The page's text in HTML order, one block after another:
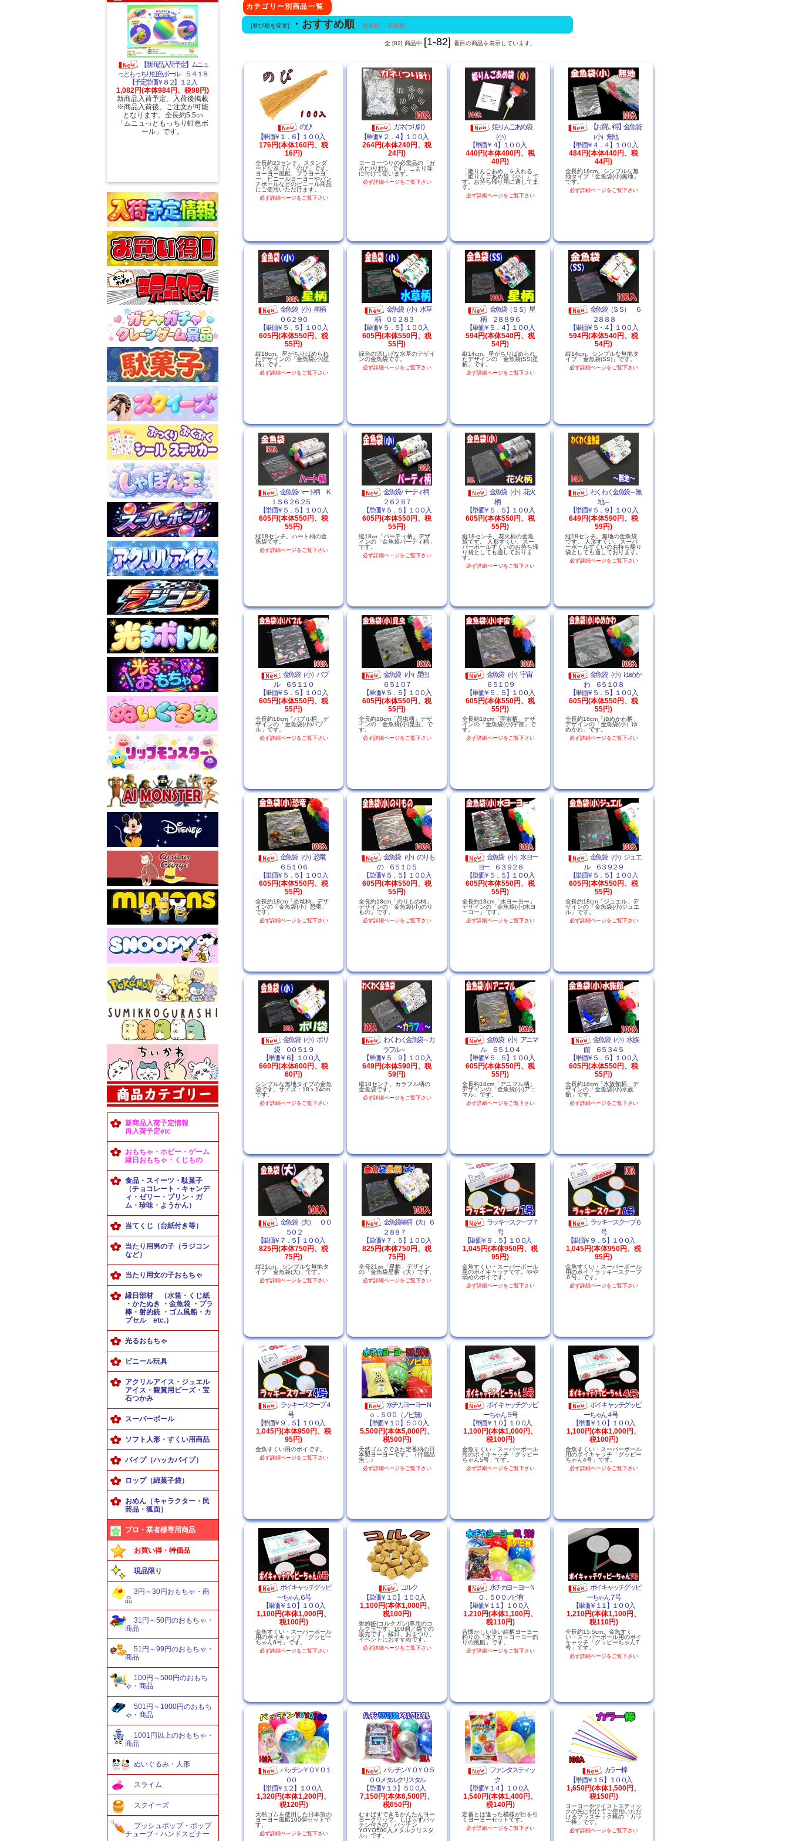
【新商品入荷予定】ムニュ
っともっちり虹色ボール ５４１８
【予定単価￥８２】１２入
1,082円(本体984円、税98円)
新商品入荷予定、入荷後掲載
※商品入荷後、ご注文が可能
となります。全長約5.5㎝
「ムニュっともっちり虹色ボ
ール」です。
新商品入荷予定情報
再入荷予定etc
おもちゃ・ホビー・ゲーム
縁日おもちゃ・くじもの
食品・スイーツ・駄菓子
（チョコレート・キャンデ
ィ・ゼリー・プリン・ガ
ム・珍味・ようかん）
当てくじ（台紙付き等）
当たり用男の子（ラジコン
など）
当たり用女の子おもちゃ
縁日部材 （水笛・くじ紙
・かたぬき ・金魚袋 ・プラ
棒・射的銃 ・ゴム風船・カ
プセル etc.）
光るおもちゃ
ビニール玩具
アクリルアイス・ジュエル
アイス・観賞用ビーズ・宝
石つかみ
スーパーボール
ソフト人形・すくい用商品
パイプ（ハッカパイプ）
ロップ（綿菓子袋）
おめん（キャラクター・民
芸品・狐面）
プロ・業者様専用商品
お買い得・特価品
現品限り
3円～30円おもちゃ・商
品
31円～50円のおもちゃ・
商品
51円～99円のおもちゃ・
商品
100円～500円のおもち
ゃ・商品
501円～1000円のおもち
ゃ・商品
1001円以上のおもちゃ・
商品
ぬいぐるみ・人形
スライム
スクイーズ
プッシュポップ・ポップ
チューブ・ハンドスピナー
カテゴリー別商品一覧
[並び順を変更] ・おすすめ順 ・価格順 ・新着順
全 [82] 商品中 [1-82] 番目の商品を表示しています。
のび
【単価￥１．６】１００入
176円(本体160円、税
16円)
全長約23センチ。スタンダ
ードな糸ゴム「のび」です。
ヨーヨー風船、プラヨーヨ
ー、ビニールヨーヨーやパン
チボールなどのビニール商品
にご使用いただけます。
必ず詳細ページをご覧下さい
ガネ(つり針)
【単価￥２．４】１００入
264円(本体240円、税
24円)
ヨーヨーつりの必需品の「ガ
ネ(つり針)」です。こより等
に付けて使います。
必ず詳細ページをご覧下さい
姫りんごあめ袋
（小）
【単価￥４】１００入
440円(本体400円、税
40円)
「姫りんごあめ」を入れる
「姫りんごあめ袋（小）」で
す。お持ち帰り用に適してま
す。
必ず詳細ページをご覧下さい
【お買い得】金魚袋
（小）無地
【単価￥４．４】１００入
484円(本体440円、税
44円)
全長約18cm。シンプルな無
地タイプ「金魚袋(小)無地」
です。
必ず詳細ページをご覧下さい
金魚袋（小）星柄
０６２９０
【単価￥５．５】１００入
605円(本体550円、税
55円)
縦18cm。星がちりばめられ
たデザインの「金魚袋(小)星
柄」です。
必ず詳細ページをご覧下さい
金魚袋（小）水草
柄 ０６２８３
【単価￥５．５】１００入
605円(本体550円、税
55円)
緑色の涼しげな水草のデザイ
ンの金魚袋です。
必ず詳細ページをご覧下さい
金魚袋（ＳＳ）星
柄 ２８８９６
【単価￥５．４】１００入
594円(本体540円、税
54円)
縦14cm。星がちりばめられ
たデザインの「金魚袋(SS)星
柄」です。
必ず詳細ページをご覧下さい
金魚袋（ＳＳ） ６
２８８８
【単価￥５・４】１００入
594円(本体540円、税
54円)
縦14cm。シンプルな無地タ
イプ「金魚袋(SS)」です。
必ず詳細ページをご覧下さい
金魚袋ハート柄 Ｋ
ＩＳ ６２６２５
【単価￥５．５】１００入
605円(本体550円、税
55円)
縦18センチ。ハート柄の金
魚袋です。
必ず詳細ページをご覧下さい
金魚袋パーティ柄
２６２６７
【単価￥５．５】１００入
605円(本体550円、税
55円)
縦18㎝「パーティ柄」デザ
インの「金魚袋パーティ柄」
です。
必ず詳細ページをご覧下さい
金魚袋（小）花火
柄
【単価￥５．５】１００入
605円(本体550円、税
55円)
縦18センチ。花火柄の金魚
袋です。 人形すくい、スー
パーボールすくいのお持ち帰
り袋としても適しておりま
す。
必ず詳細ページをご覧下さい
わくわく金魚袋～無
地～
【単価￥５．９】１００入
649円(本体590円、税
59円)
縦18センチ。無地の金魚袋
です。 人形すくい、スーパ
ーボールすくいのお持ち帰り
袋としても適しております。
必ず詳細ページをご覧下さい
金魚袋（小）バブ
ル ６５１１０
【単価￥５．５】１００入
605円(本体550円、税
55円)
全長約18cm「バブル柄」デ
ザインの「金魚袋(小)バブ
ル」です。
必ず詳細ページをご覧下さい
金魚袋（小）昆虫
６５１０７
【単価￥５．５】１００入
605円(本体550円、税
55円)
全長約18cm「昆虫柄」デザ
インの「金魚袋(小)昆虫」で
す。
必ず詳細ページをご覧下さい
金魚袋（小）宇宙
６５１０９
【単価￥５．５】１００入
605円(本体550円、税
55円)
全長約18cm「宇宙柄」デザ
インの「金魚袋(小)宇宙」で
す。
必ず詳細ページをご覧下さい
金魚袋（小）ゆめか
わ ６５１０８
【単価￥５．５】１００入
605円(本体550円、税
55円)
全長約18cm「ゆめかわ柄」
デザインの「金魚袋(小）ゆ
めかわ」です。
必ず詳細ページをご覧下さい
金魚袋（小）恐竜
６５１０６
【単価￥５．５】１００入
605円(本体550円、税
55円)
全長約18cm「恐竜柄」デザ
インの「金魚袋(小）恐竜」
です。
必ず詳細ページをご覧下さい
金魚袋（小）のりも
の ６５１０５
【単価￥５．５】１００入
605円(本体550円、税
55円)
全長約18cm「のりもの柄」
デザインの「金魚袋(小)のり
もの」です。
必ず詳細ページをご覧下さい
金魚袋（小）水ヨー
ヨー ６３９２８
【単価￥５．５】１００入
605円(本体550円、税
55円)
全長約18cm「水ヨーヨー」
デザインの「金魚袋(小)水ヨ
ーヨー」です。
必ず詳細ページをご覧下さい
金魚袋（小）ジュエ
ル ６３９２９
【単価￥５．５】１００入
605円(本体550円、税
55円)
全長約18cm「ジュエル」デ
ザインの「金魚袋(小)ジュエ
ル」です。
必ず詳細ページをご覧下さい
金魚袋（小）ポリ
袋 ００５１９
【単価￥６】１００入
660円(本体600円、税
60円)
シンプルな無地タイプの金魚
袋です。サイズ：18ｘ14cm
です。
必ず詳細ページをご覧下さい
わくわく金魚袋～カ
ラフル～
【単価￥５．９】１００入
649円(本体590円、税
59円)
縦18センチ。カラフル柄の
金魚袋です。
必ず詳細ページをご覧下さい
金魚袋（小）アニマ
ル ６５１０４
【単価￥５．５】１００入
605円(本体550円、税
55円)
全長約18cm「アニマル柄」
デザインの「金魚袋(小)アニ
マル」です。
必ず詳細ページをご覧下さい
金魚袋（小）水族
館 ６５３４５
【単価￥５．５】１００入
605円(本体550円、税
55円)
全長約18cm「水族館柄」デ
ザインの「金魚袋(小)水族
館」です。
必ず詳細ページをご覧下さい
金魚袋（大） ００
５０２
【単価￥７．５】１００入
825円(本体750円、税
75円)
縦21cm。シンプルな無地タ
イプ「金魚袋(大)」です。
必ず詳細ページをご覧下さい
金魚袋星柄（大）６
２８８７
【単価￥７．５】１００入
825円(本体750円、税
75円)
全長21㎝「星柄」デザイン
の「金魚袋星柄（大）です。
必ず詳細ページをご覧下さい
ラッキースクープ７
号
【単価￥９．５】１００入
1,045円(本体950円、税
95円)
金魚すくい・スーパーボール
用のポイキャッチです。やや
弱めのポイです。
必ず詳細ページをご覧下さい
ラッキースクープ６
号
【単価￥９．５】１００入
1,045円(本体950円、税
95円)
金魚すくい・スーパーボール
用のポイ「ラッキースクープ
６号」です。
必ず詳細ページをご覧下さい
ラッキースクープ４
号
【単価￥９．５】１００入
1,045円(本体950円、税
95円)
金魚すくい用のポイです。
必ず詳細ページをご覧下さい
水チカヨーヨーＮ
ｏ．５００（ノビ無）
【単価￥１０】５００入
5,500円(本体5,000円、
税500円)
天然ゴムでできた定番柄の日
本製ヨーヨーです。（付属品
無し）
必ず詳細ページをご覧下さい
ポイキャッチグッピ
ーちゃん５号
【単価￥１０】１００入
1,100円(本体1,000円、
税100円)
金魚すくい・スーパーボール
用のポイキャッチ「グッピー
ちゃん5号」です。
必ず詳細ページをご覧下さい
ポイキャッチグッピ
ーちゃん４号
【単価￥１０】１００入
1,100円(本体1,000円、
税100円)
金魚すくい・スーパーボール
用のポイキャッチ「グッピー
ちゃん4号」です。
必ず詳細ページをご覧下さい
ポイキャッチグッピ
ーちゃん６号
【単価￥１０】１００入
1,100円(本体1,000円、
税100円)
金魚すくい・スーパーボール
用のポイキャッチ「グッピー
ちゃん6号」です。
必ず詳細ページをご覧下さい
コルク
【単価￥１０】１００入
1,100円(本体1,000円、
税100円)
射的銃(コルクガン)専用のコ
ルク玉です。100個／袋での
販売です。縁日、おまつり、
イベントにおすすめです。
必ず詳細ページをご覧下さい
水チカヨーヨーＮ
Ｏ．５００ノビ有
【単価￥１１】１００入
1,210円(本体1,100円、
税110円)
昔懐かしい淡い絵柄ヨーヨー
釣りの「水チカ＝ヨーヨー釣
りの風船」です。
必ず詳細ページをご覧下さい
ポイキャッチグッピ
ーちゃん７号
【単価￥１１】１００入
1,210円(本体1,100円、
税110円)
全長約15.5cm。金魚すく
い・スーパーボール用のポイ
キャッチ「グッピーちゃん7
号」です。
必ず詳細ページをご覧下さい
パッチンＹＯＹＯ１
００
【単価￥１２】１００入
1,320円(本体1,200円、
税120円)
天然ゴムを使用した日本製の
ヨーヨー風船100個セットで
す。
必ず詳細ページをご覧下さい
パッチンＹＯＹＯ５
００メタルクリスタル
【単価￥１３】５００入
7,150円(本体6,500円、
税650円)
むすばずできるかんたんヨー
ヨークリップ、しばらずパッ
チン付きの「パッチン
YOYO500入メタルクリスタ
ル」です。
ファンタスティッ
ク
【単価￥１４】１００入
1,540円(本体1,400円、
税140円)
定番とは違った模様が目を引
くヨーヨーセットです。
必ず詳細ページをご覧下さい
カラー棒
【単価￥１５】１００入
1,650円(本体1,500円、
税150円)
ヨーヨーやツイストスティッ
クの先に付けてご使用いただ
けるプラスチック棒の「カラ
ー棒」です。
必ず詳細ページをご覧下さい